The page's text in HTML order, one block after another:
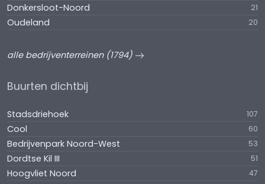
Donkersloot-Noord 21
Oudeland 20
alle bedrijventerreinen (1794)
Buurten dichtbij
Stadsdriehoek 107
Cool 60
Bedrijvenpark Noord-West 53
Dordtse Kil III 51
Hoogvliet Noord 47